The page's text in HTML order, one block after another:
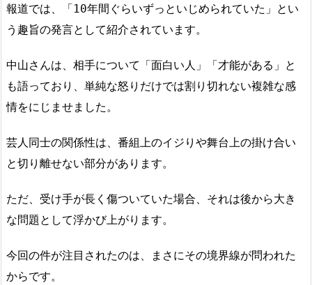
報道では、「10年間ぐらいずっといじめられていた」とい
う趣旨の発言として紹介されています。
中山さんは、相手について「面白い人」「才能がある」と
も語っており、単純な怒りだけでは割り切れない複雑な感
情をにじませました。
芸人同士の関係性は、番組上のイジりや舞台上の掛け合い
と切り離せない部分があります。
ただ、受け手が長く傷ついていた場合、それは後から大き
な問題として浮かび上がります。
今回の件が注目されたのは、まさにその境界線が問われた
からです。